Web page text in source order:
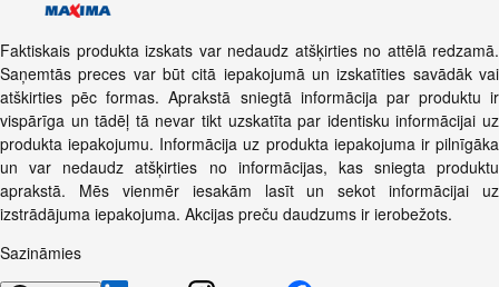
Faktiskais produkta izskats var nedaudz atšķirties no attēlā redzamā.
Saņemtās preces var būt citā iepakojumā un izskatīties savādāk vai
atškirties pēc formas. Aprakstā sniegtā informācija par produktu ir
vispārīga un tādēļ tā nevar tikt uzskatīta par identisku informācijai uz
produkta iepakojumu. Informācija uz produkta iepakojuma ir pilnīgāka
un var nedaudz atšķirties no informācijas, kas sniegta produktu
aprakstā. Mēs vienmēr iesakām lasīt un sekot informācijai uz
izstrādājuma iepakojuma. Akcijas preču daudzums ir ierobežots.
Sazināmies